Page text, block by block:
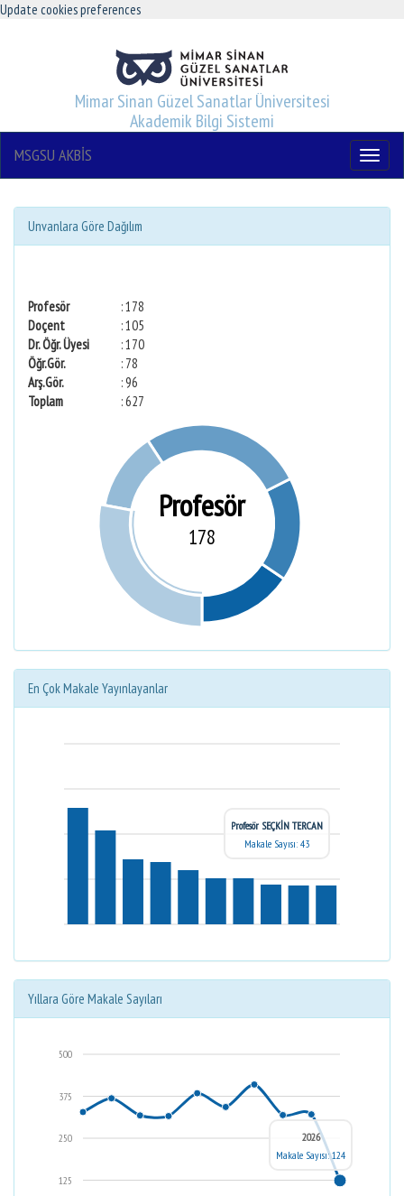
Update cookies preferences
Mimar Sinan Güzel Sanatlar Üniversitesi
Akademik Bilgi Sistemi
Menu
MSGSU AKBİS
Unvanlara Göre Dağılım
Profesör
: 178
Doçent
: 105
Dr. Öğr. Üyesi
: 170
Öğr.Gör.
: 78
Arş.Gör.
: 96
Toplam
: 627
Profesör
178
En Çok Makale Yayınlayanlar
Profesör SEÇKİN TERCAN
Makale Sayısı: 43
Yıllara Göre Makale Sayıları
125
250
375
500
2026
Makale Sayısı: 124